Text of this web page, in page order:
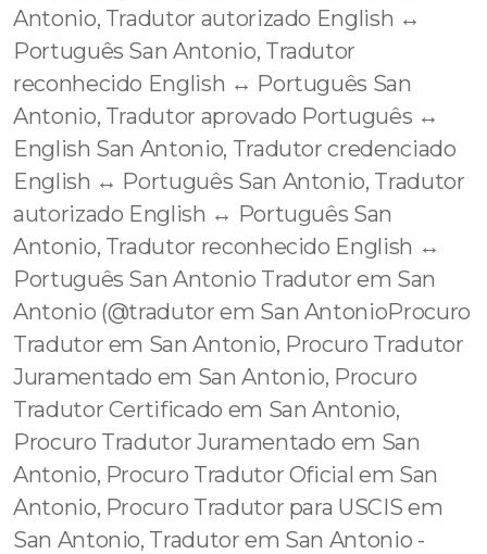
Antonio, Tradutor autorizado English ↔️
Português San Antonio, Tradutor
reconhecido English ↔️ Português San
Antonio, Tradutor aprovado Português ↔️
English San Antonio, Tradutor credenciado
English ↔️ Português San Antonio, Tradutor
autorizado English ↔️ Português San
Antonio, Tradutor reconhecido English ↔️
Português San Antonio Tradutor em San
Antonio (@tradutor em San AntonioProcuro
Tradutor em San Antonio, Procuro Tradutor
Juramentado em San Antonio, Procuro
Tradutor Certificado em San Antonio,
Procuro Tradutor Juramentado em San
Antonio, Procuro Tradutor Oficial em San
Antonio, Procuro Tradutor para USCIS em
San Antonio, Tradutor em San Antonio -